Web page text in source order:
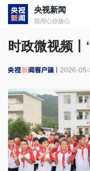
央视新闻
我用心你放心
时政微视频
2026-